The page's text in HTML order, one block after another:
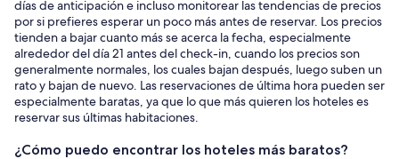
días de anticipación e incluso monitorear las tendencias de precios
por si prefieres esperar un poco más antes de reservar. Los precios
tienden a bajar cuanto más se acerca la fecha, especialmente
alrededor del día 21 antes del check-in, cuando los precios son
generalmente normales, los cuales bajan después, luego suben un
rato y bajan de nuevo. Las reservaciones de última hora pueden ser
especialmente baratas, ya que lo que más quieren los hoteles es
reservar sus últimas habitaciones.
¿Cómo puedo encontrar los hoteles más baratos?